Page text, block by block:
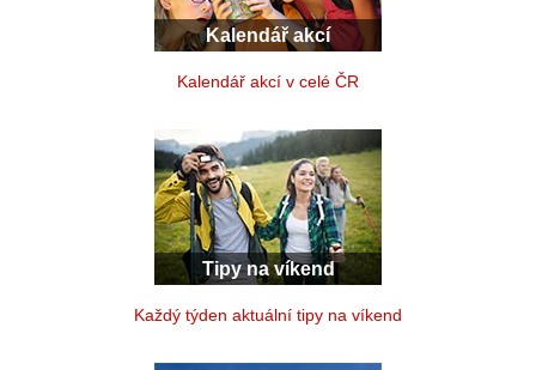
Kalendář akcí
Kalendář akcí v celé ČR
Tipy na víkend
Každý týden aktuální tipy na víkend